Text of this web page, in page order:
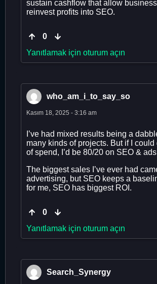
sustain cashflow that allow
reinvest profits into SEO.
0
Yanıtlamak için oturum açın
who_am_i_to_say_so
Kasım 18, 2025 - 3:16 am
I’ve had mixed results being a
many kinds of projects. But if I could
of spend, I’d be 80/20 on SEO &
The biggest sales I’ve ever had
advertising, but SEO keeps a
for me, SEO has biggest ROI.
0
Yanıtlamak için oturum açın
Search_Synergy